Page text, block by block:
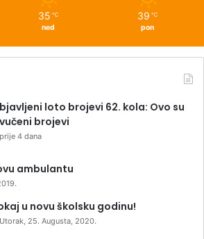
35 ℃
ned
39 ℃
pon
loto brojevi 62. kola: Ovo su
brojevi
prije 4 dana
ambulantu
u novu školsku godinu!
Utorak, 25. Augusta, 2020.